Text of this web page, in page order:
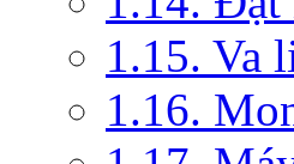
1.15. Va
1.16.